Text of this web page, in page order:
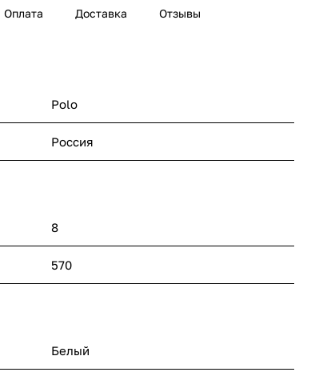
Оплата Доставка Отзывы
Polo
Россия
8
570
Белый